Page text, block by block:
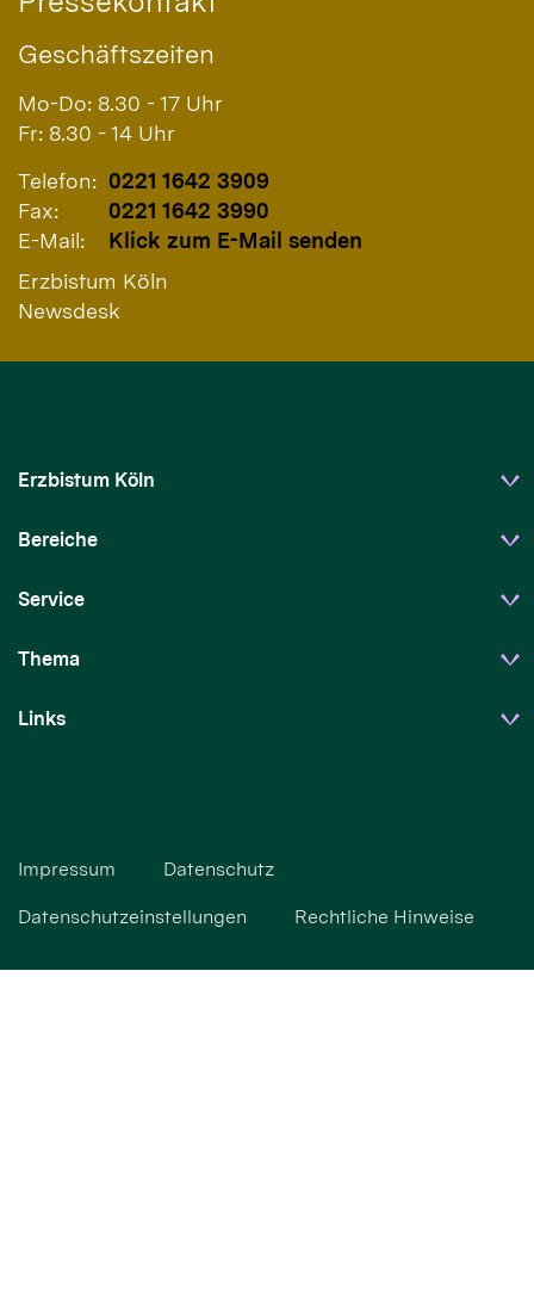
Geschäftszeiten
Mo-Do: 8.30 - 17 Uhr
Fr: 8.30 - 14 Uhr
Telefon: 0221 1642 3909
Fax:
0221 1642 3990
E-Mail:
Klick zum E-Mail senden
Erzbistum Köln
Newsdesk
Erzbistum Köln
Bereiche
Service
Thema
Links
Impressum Datenschutz
Datenschutzeinstellungen Rechtliche Hinweise